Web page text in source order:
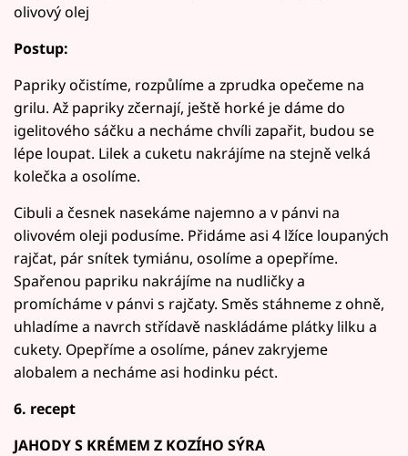
olivový olej
Postup:
Papriky očistíme, rozpůlíme a zprudka opečeme na
grilu. Až papriky zčernají, ještě horké je dáme do
igelitového sáčku a necháme chvíli zapařit, budou se
lépe loupat. Lilek a cuketu nakrájíme na stejně velká
kolečka a osolíme.
Cibuli a česnek nasekáme najemno a v pánvi na
olivovém oleji podusíme. Přidáme asi 4 lžíce loupaných
rajčat, pár snítek tymiánu, osolíme a opepříme.
Spařenou papriku nakrájíme na nudličky a
promícháme v pánvi s rajčaty. Směs stáhneme z ohně,
uhladíme a navrch střídavě naskládáme plátky lilku a
cukety. Opepříme a osolíme, pánev zakryjeme
alobalem a necháme asi hodinku péct.
6. recept
JAHODY S KRÉMEM Z KOZÍHO SÝRA